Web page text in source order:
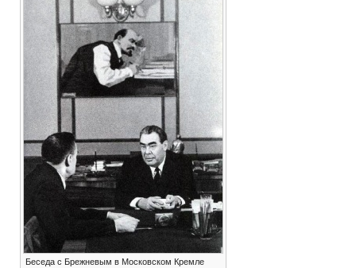
Беседа с Брежневым в Московском Кремле